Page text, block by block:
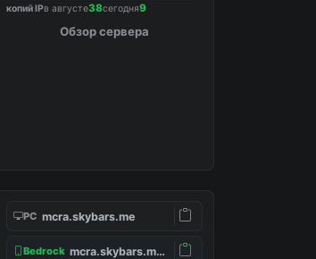
копий IPв августе38сегодня9
Обзор сервера
PC mcra.skybars.me
Bedrock mcra.skybars.me:19132